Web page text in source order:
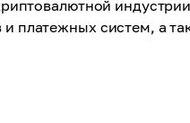
платежных систем, а